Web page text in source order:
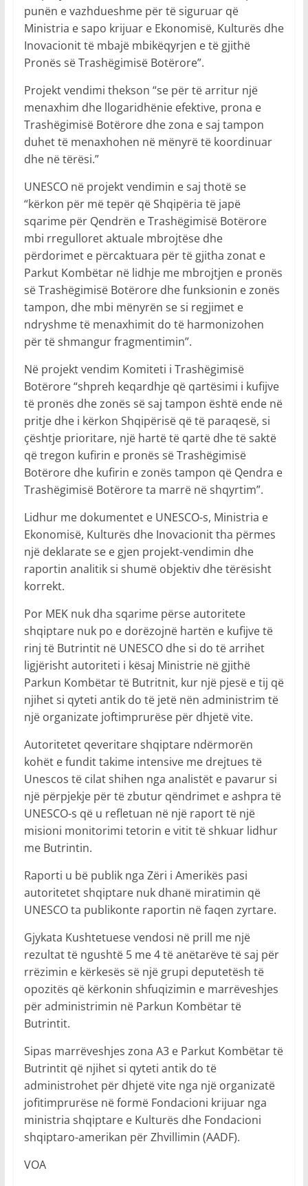
punën e vazhdueshme për të siguruar që
Ministria e sapo krijuar e Ekonomisë, Kulturës dhe
Inovacionit të mbajë mbikëqyrjen e të gjithë
Pronës së Trashëgimisë Botërore”.
Projekt vendimi thekson “se për të arritur një
menaxhim dhe llogaridhënie efektive, prona e
Trashëgimisë Botërore dhe zona e saj tampon
duhet të menaxhohen në mënyrë të koordinuar
dhe në tërësi.”
UNESCO në projekt vendimin e saj thotë se
“kërkon për më tepër që Shqipëria të japë
sqarime për Qendrën e Trashëgimisë Botërore
mbi rregulloret aktuale mbrojtëse dhe
përdorimet e përcaktuara për të gjitha zonat e
Parkut Kombëtar në lidhje me mbrojtjen e pronës
së Trashëgimisë Botërore dhe funksionin e zonës
tampon, dhe mbi mënyrën se si regjimet e
ndryshme të menaxhimit do të harmonizohen
për të shmangur fragmentimin”.
Në projekt vendim Komiteti i Trashëgimisë
Botërore “shpreh keqardhje që qartësimi i kufijve
të pronës dhe zonës së saj tampon është ende në
pritje dhe i kërkon Shqipërisë që të paraqesë, si
çështje prioritare, një hartë të qartë dhe të saktë
që tregon kufirin e pronës së Trashëgimisë
Botërore dhe kufirin e zonës tampon që Qendra e
Trashëgimisë Botërore ta marrë në shqyrtim”.
Lidhur me dokumentet e UNESCO-s, Ministria e
Ekonomisë, Kulturës dhe Inovacionit tha përmes
një deklarate se e gjen projekt-vendimin dhe
raportin analitik si shumë objektiv dhe tërësisht
korrekt.
Por MEK nuk dha sqarime përse autoritete
shqiptare nuk po e dorëzojnë hartën e kufijve të
rinj të Butrintit në UNESCO dhe si do të arrihet
ligjërisht autoriteti i kësaj Ministrie në gjithë
Parkun Kombëtar të Butritnit, kur një pjesë e tij që
njihet si qyteti antik do të jetë nën administrim të
një organizate joftimprurëse për dhjetë vite.
Autoritetet qeveritare shqiptare ndërmorën
kohët e fundit takime intensive me drejtues të
Unescos të cilat shihen nga analistët e pavarur si
një përpjekje për të zbutur qëndrimet e ashpra të
UNESCO-s që u refletuan në një raport të një
misioni monitorimi tetorin e vitit të shkuar lidhur
me Butrintin.
Raporti u bë publik nga Zëri i Amerikës pasi
autoritetet shqiptare nuk dhanë miratimin që
UNESCO ta publikonte raportin në faqen zyrtare.
Gjykata Kushtetuese vendosi në prill me një
rezultat të ngushtë 5 me 4 të anëtarëve të saj për
rrëzimin e kërkesës së një grupi deputetësh të
opozitës që kërkonin shfuqizimin e marrëveshjes
për administrimin në Parkun Kombëtar të
Butrintit.
Sipas marrëveshjes zona A3 e Parkut Kombëtar të
Butrintit që njihet si qyteti antik do të
administrohet për dhjetë vite nga një organizatë
jofitimprurëse në formë Fondacioni krijuar nga
ministria shqiptare e Kulturës dhe Fondacioni
shqiptaro-amerikan për Zhvillimin (AADF).
VOA